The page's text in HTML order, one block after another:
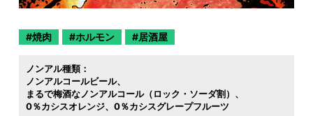
焼肉 ホルモン 居酒屋
ノンアル種類：
ノンアルコールビール
まるで梅酒なノンアルコール（ロック・ソーダ割）
0％カシスオレンジ
0％カシスグレープフルーツ